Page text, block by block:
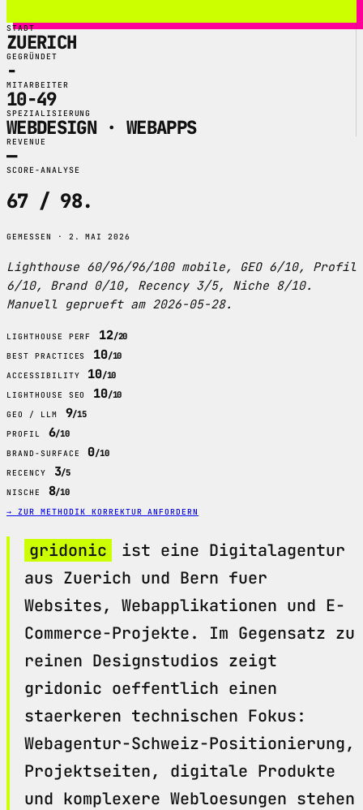
STADT
ZUERICH
GEGRÜNDET
-
MITARBEITER
10-49
SPEZIALISIERUNG
WEBDESIGN · WEBAPPS
REVENUE
—
SCORE-ANALYSE
67 / 98.
GEMESSEN · 2. MAI 2026
Lighthouse 60/96/96/100 mobile, GEO 6/10, Profil
6/10, Brand 0/10, Recency 3/5, Niche 8/10.
Manuell geprueft am 2026-05-28.
LIGHTHOUSE PERF 12/20
BEST PRACTICES 10/10
ACCESSIBILITY 10/10
LIGHTHOUSE SEO 10/10
GEO / LLM 9/15
PROFIL 6/10
BRAND-SURFACE 0/10
RECENCY 3/5
NISCHE 8/10
→ ZUR METHODIK KORREKTUR ANFORDERN
gridonic
ist eine Digitalagentur
aus Zuerich und Bern fuer
Websites, Webapplikationen und E-
Commerce-Projekte. Im Gegensatz zu
reinen Designstudios zeigt
gridonic oeffentlich einen
staerkeren technischen Fokus:
Webagentur-Schweiz-Positionierung,
Projektseiten, digitale Produkte
und komplexere Webloesungen stehen